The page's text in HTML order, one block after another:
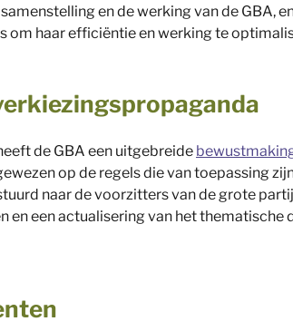
en de werking van de GBA,
om haar efficiëntie en werking te
de GBA een uitgebreide
op de regels die van toepassing
naar de voorzitters van de grote
en een actualisering van het thematische